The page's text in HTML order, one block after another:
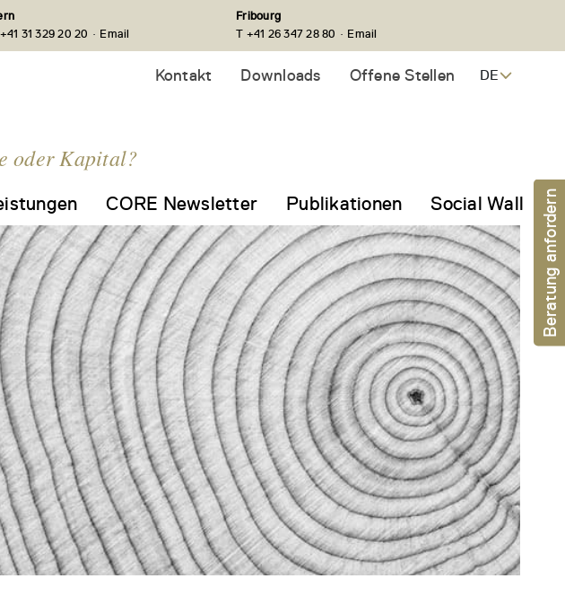
31 329 20 20 · Email
Fribourg
T +41 26 347 28 80 · Email
Kontakt Downloads Offene Stellen DE
oder Kapital?
CORE Newsletter Publikationen Social Wall Beratung anfordern